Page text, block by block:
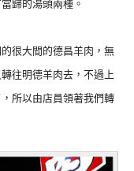
歸的湯頭兩種。
很大間的德昌羊肉，無
往明德羊肉去，不過上
所以由店員領著我們轉